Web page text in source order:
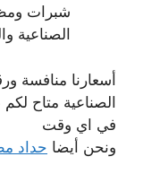
شبرات
الصناعية
أسعارنا منافسة
الصناعية متاح
في اي وقت
ونحن أيضا حداد